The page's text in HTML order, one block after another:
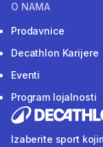
O NAMA
Prodavnice
Decathlon Karijere
Eventi
Program lojalnosti
Izaberite sport